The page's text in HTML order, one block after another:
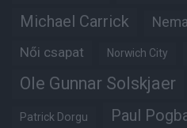
Michael Carrick
Női csapat Norwich City
Ole Gunnar Solskjaer
Patrick Dorgu Paul